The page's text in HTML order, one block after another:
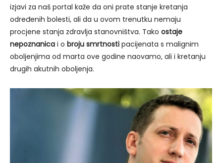
izjavi za naš portal kaže da oni prate stanje kretanja
određenih bolesti, ali da u ovom trenutku nemaju
procjene stanja zdravlja stanovništva. Tako ostaje
nepoznanica i o broju smrtnosti pacijenata s malignim
oboljenjima od marta ove godine naovamo, ali i kretanju
drugih akutnih oboljenja.